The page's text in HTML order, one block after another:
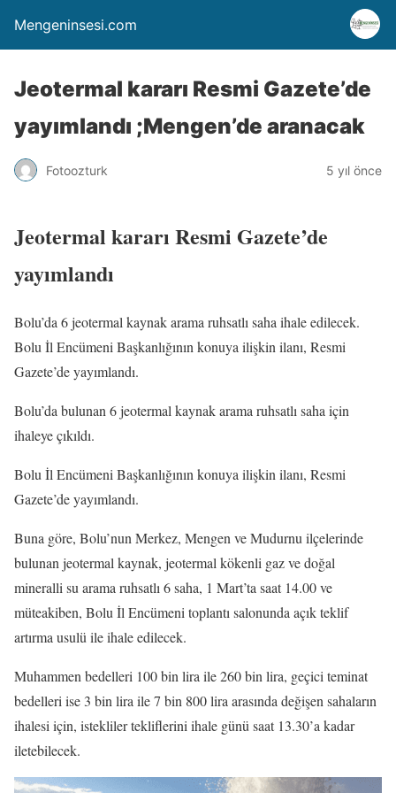
Mengeninsesi.com
Jeotermal kararı Resmi Gazete’de
yayımlandı ;Mengen’de aranacak
Fotoozturk 5 yıl önce
Jeotermal kararı Resmi Gazete’de
yayımlandı
Bolu’da 6 jeotermal kaynak arama ruhsatlı saha ihale edilecek.
Bolu İl Encümeni Başkanlığının konuya ilişkin ilanı, Resmi
Gazete’de yayımlandı.
Bolu’da bulunan 6 jeotermal kaynak arama ruhsatlı saha için
ihaleye çıkıldı.
Bolu İl Encümeni Başkanlığının konuya ilişkin ilanı, Resmi
Gazete’de yayımlandı.
Buna göre, Bolu’nun Merkez, Mengen ve Mudurnu ilçelerinde
bulunan jeotermal kaynak, jeotermal kökenli gaz ve doğal
mineralli su arama ruhsatlı 6 saha, 1 Mart’ta saat 14.00 ve
müteakiben, Bolu İl Encümeni toplantı salonunda açık teklif
artırma usulü ile ihale edilecek.
Muhammen bedelleri 100 bin lira ile 260 bin lira, geçici teminat
bedelleri ise 3 bin lira ile 7 bin 800 lira arasında değişen sahaların
ihalesi için, istekliler tekliflerini ihale günü saat 13.30’a kadar
iletebilecek.